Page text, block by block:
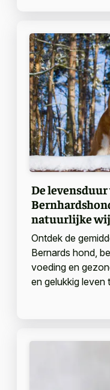
De levensduur
natuurlijke
Ontdek de
Bernards hond,
voeding en
en gelukkig leven